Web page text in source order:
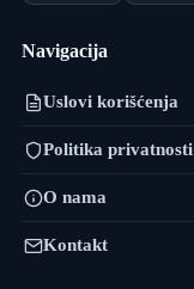
Navigacija
Uslovi korišćenja
Politika privatnosti
O nama
Kontakt